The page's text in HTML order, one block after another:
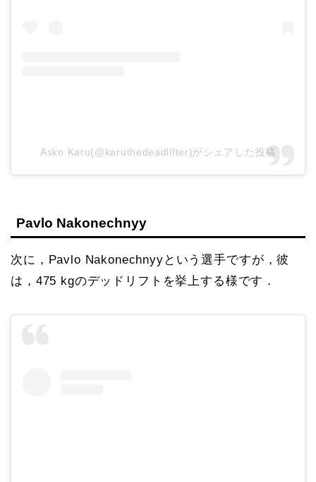
Asko Karu(@karuthedeadlifter)がシェアした投稿
Pavlo Nakonechnyy
次に，Pavlo Nakonechnyyという選手ですが，彼
は，475 kgのデッドリフトを挙上する様です．